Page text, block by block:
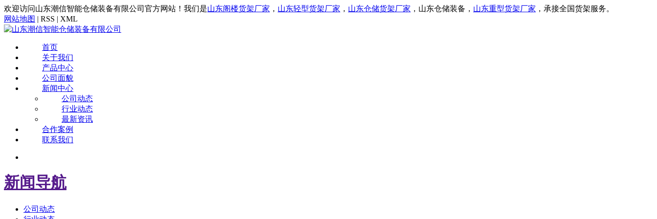
欢迎访问山东潮信智能仓储装备有限公司官方网站！我们是山东阁楼货架厂家 ， 山东轻型货架厂家 ， 山东仓储货架厂家 ， 山东仓储装备， 山东重型货架厂家 ，承接全国货架服务。
网站地图 | RSS | XML
首页
关于我们
产品中心
公司面貌
新闻中心
公司动态
行业动态
最新资讯
合作案例
联系我们
新闻导航
公司动态